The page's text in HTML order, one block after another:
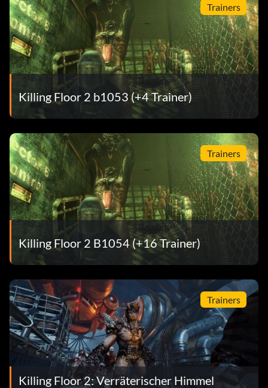
Trainers
Killing Floor 2 b1053 (+4 Trainer)
Trainers
Killing Floor 2 B1054 (+16 Trainer)
Trainers
Killing Floor 2: Verräterischer Himmel